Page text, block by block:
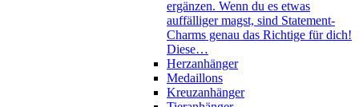
ergänzen. Wenn du es etwas
auffälliger magst, sind Statement-
Charms genau das Richtige für dich!
Diese…
Herzanhänger
Medaillons
Kreuzanhänger